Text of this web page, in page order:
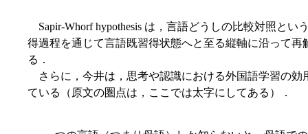
Sapir-Whorf hypothesis は，言語どうしの比較対照と
得過程を通じて言語既習得状態へと至る縦軸に沿って
る．
さらに，今井は，思考や認識における外国語学習の効
ている（原文の圏点は，ここでは太字にしてある）．